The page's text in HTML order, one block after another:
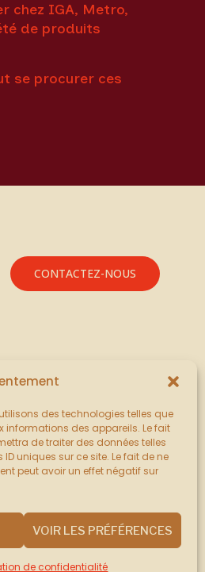
des technologies telles que
informations des appareils. Le fait
de traiter des données telles
uniques sur ce site. Le fait de ne
peut avoir un effet négatif sur
VOIR LES PRÉFÉRENCES
de confidentialité
chez IGA, Metro,
de produits
se procurer ces
CONTACTEZ-NOUS
© 2026 PAG Produits alimentaires